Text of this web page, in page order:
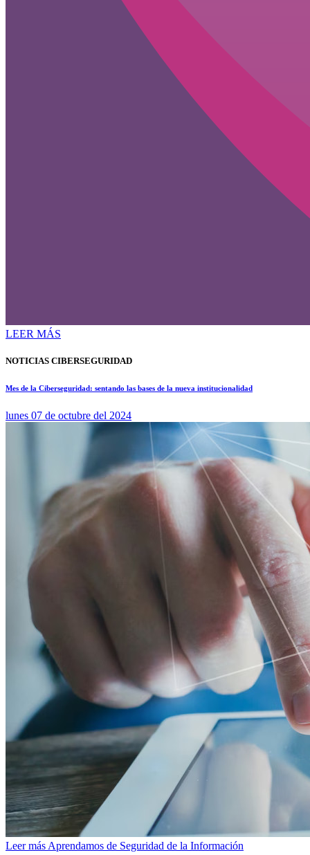
LEER MÁS
NOTICIAS CIBERSEGURIDAD
Mes de la Ciberseguridad: sentando las bases de la nueva institucionalidad
lunes 07 de octubre del 2024
Leer más Aprendamos de Seguridad de la Información